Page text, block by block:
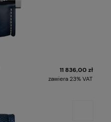
11 836,00 zł
zawiera 23% VAT